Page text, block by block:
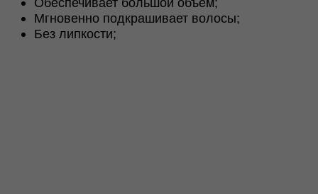
White
150ml
Мгновенно подкрашивает волосы;
Без липкости;